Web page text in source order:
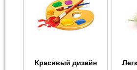
Красивый дизайн